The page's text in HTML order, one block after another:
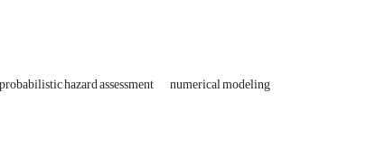
probabilistic hazard assessment numerical modeling